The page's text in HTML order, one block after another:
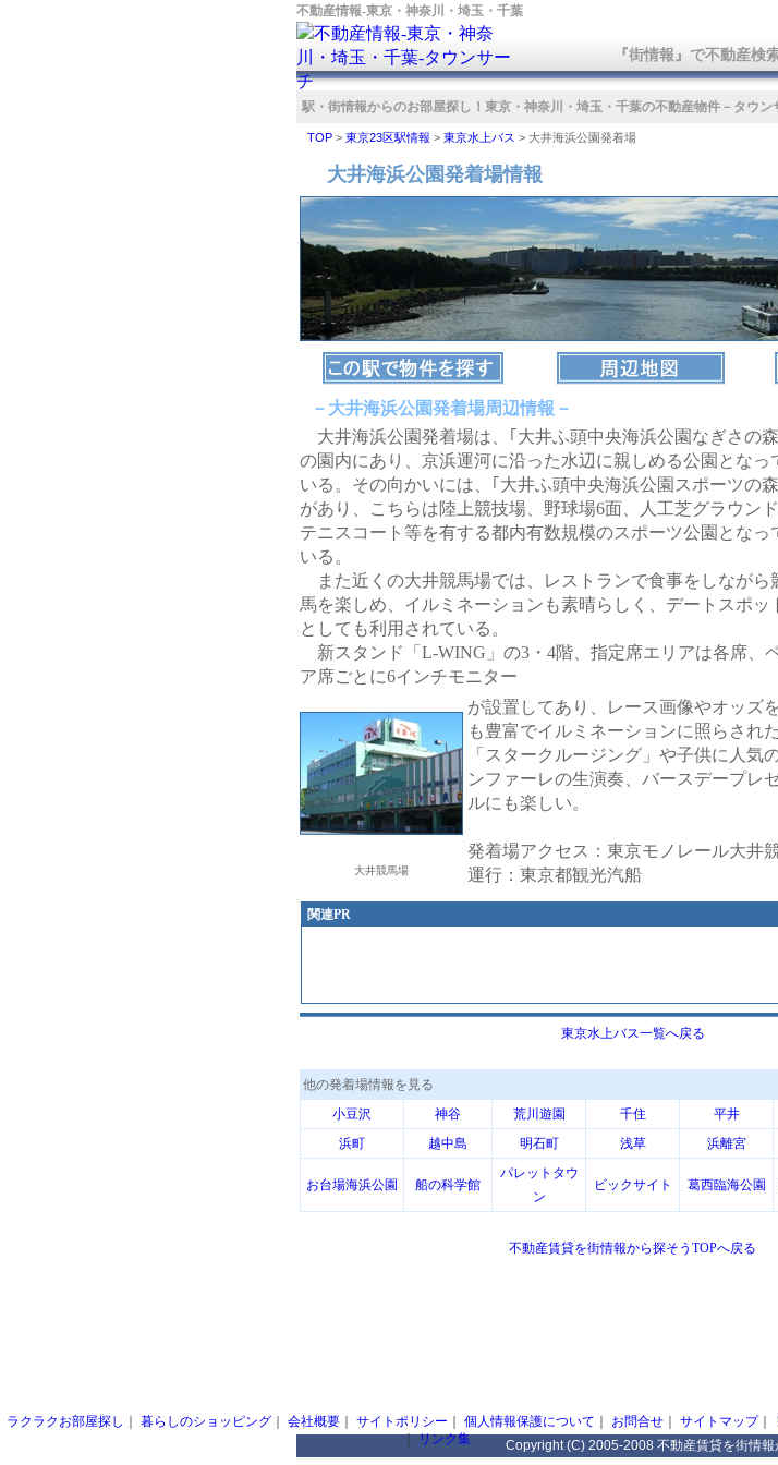
不動産情報‐東京・神奈川・埼玉・千葉
『街情報』で不動産検
駅・街情報からのお部屋探し！ 東京・神奈川・埼玉・千葉の不動産物件 －タウン
TOP > 東京23区駅情報 > 東京水上バス > 大井海浜公園発着場
大井海浜公園発着場情報
－大井海浜公園発着場周辺情報－
大井海浜公園発着場は、｢大井ふ頭中央海浜公園なぎさの
の園内にあり、京浜運河に沿った水辺に親しめる公園となっ
いる。その向かいには、｢大井ふ頭中央海浜公園スポーツの
があり、こちらは陸上競技場、野球場6面、人工芝グラウンド
テニスコート等を有する都内有数規模のスポーツ公園となっ
いる。
また近くの大井競馬場では、レストランで食事をしながら
馬を楽しめ、イルミネーションも素晴らしく、デートスポッ
としても利用されている。
新スタンド「L-WING」の3・4階、指定席エリアは各席、
ア席ごとに6インチモニター
が設置してあり、レース画像やオッズ
も豊富でイルミネーションに照らされ
「スタークルージング」や子供に人気
ンファーレの生演奏、バースデープレ
ルにも楽しい。
発着場アクセス：東京モノレール大井
運行：東京都観光汽船
大井競馬場
関連PR
東京水上バス一覧へ戻る
他の発着場情報を見る
小豆沢
神谷 荒川遊園 千住 平井
浜町
越中島 明石町 浅草 浜離宮
お台場海浜公園 船の科学館
パレットタウ
ン
ビックサイト 葛西臨海公園
不動産賃貸を街情報から探そうTOPへ戻る
ラクラクお部屋探し 暮らしのショッピング｜ 会社概要｜ サイトポリシー 個人情報保護について お問合せ｜ サイトマップ｜
｜リンク集 Copyright (C) 2005-2008 不動産賃貸を街情